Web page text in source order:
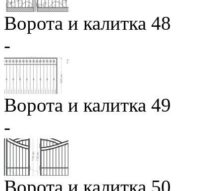
Ворота и калитка 48
-
Ворота и калитка 49
-
Ворота и калитка 50